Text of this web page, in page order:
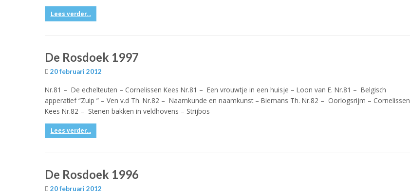
Lees verder...
De Rosdoek 1997
20 februari 2012
Nr.81 – De echelteuten – Cornelissen Kees Nr.81 – Een vrouwtje in een huisje – Loon van E. Nr.81 – Belgisch
apperatief “Zuip ” – Ven v.d Th. Nr.82 – Naamkunde en naamkunst – Biemans Th. Nr.82 – Oorlogsrijm – Cornelissen
Kees Nr.82 – Stenen bakken in veldhovens – Strijbos
Lees verder...
De Rosdoek 1996
20 februari 2012